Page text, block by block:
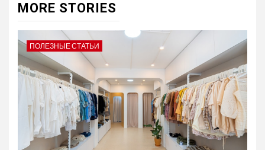
MORE STORIES
ПОЛЕЗНЫЕ СТАТЬИ